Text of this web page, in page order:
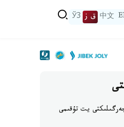
中文 ق ز ЎЗ
يت تۇقىمى